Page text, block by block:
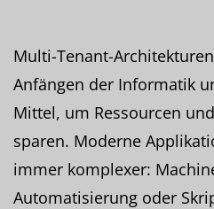
Multi-Tenant-
Anfängen der Informatik
Mittel, um Ressourcen
sparen. Moderne
immer komplexer:
Automatisierung oder